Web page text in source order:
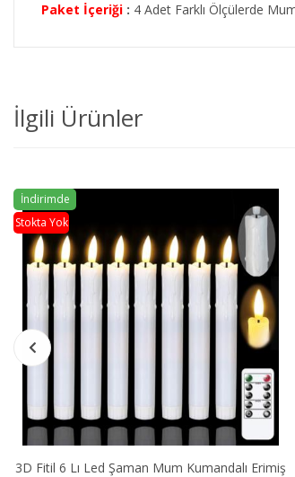
Paket İçeriği : 4 Adet Farklı Ölçülerde
İlgili Ürünler
Şaman Mum Kumandalı Erimiş
6 Adet Led